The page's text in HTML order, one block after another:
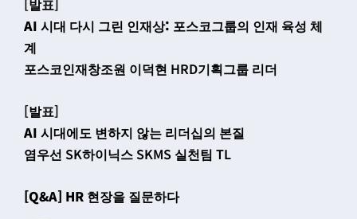
AI 시대 다시 그린 인재상: 포스코그룹의 인재 육성 체
계
포스코인재창조원 이덕현 HRD기획그룹 리더
[발표]
AI 시대에도 변하지 않는 리더십의 본질
염우선 SK하이닉스 SKMS 실천팀 TL
[Q&A] HR 현장을 질문하다